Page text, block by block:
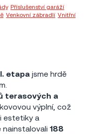
, Příslušenství garáží
,Venkovní zábradlí ,Vnitřní
etapa jsme hrdě
terasových a
výplní, což
estetiky a
nainstalovali188